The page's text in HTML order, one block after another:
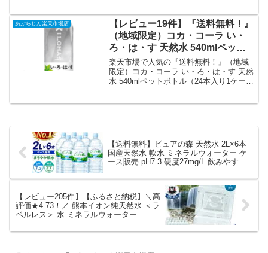
2,877円で販売中（送料別・ポイント1
倍）。実ユーザーレビュー0件・平均評価
0の商品情報・購入方法まとめ。
あぶらじん楽天市場店
【レビュー19件】『送料無料！』
（地域限定）コカ・コーラ い・
ろ・は・す 天然水 540mlペット
ボトル（24本入り1ケース）コカ
コーラ いろはす ミネラルウォー
ター 日本の天然水※ご注文いた
いたします。/zn｜価格・送料・
楽天市場で人気の『送料無料！』（地域
限定）コカ・コーラ い・ろ・は・す 天然
水 540mlペットボトル（24本入り1ケー
倍）。実ユーザーレビュー19件・平均評
価4.58の商品情報・購入方法まとめ。
【送料無料】ピュアの森 天然水 2L×6本
国産天然水 軟水 ミネラルウォーター ケ
ース販売 pH7.3 硬度27mg/L 飲みやすい
存水 まとめ買い 家庭用 オフィス用｜価
格・送料・ポイント還元まとめ
【レビュー205件】【ふるさと納税】＼高
評価★4.73！／ 熊本イオン純天然水 ＜ラ
ベルレス＞ 水 ミネラルウォーター
い》 500ミリ 定期便 1ケース 2ケース 飲
まモン 備蓄 防災 ペットボトル アウトド